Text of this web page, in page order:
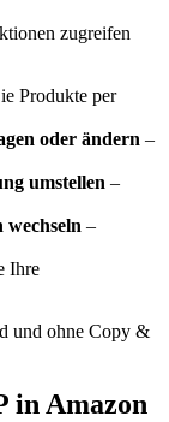
zugreifen
Produkte per
oder ändern –
umstellen –
wechseln –
Ihre
und ohne Copy &
in Amazon